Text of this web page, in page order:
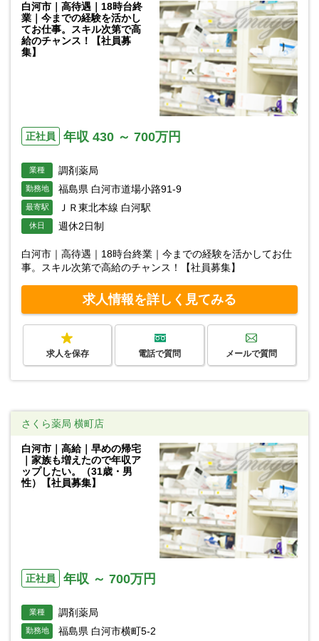
白河市｜高待遇｜18時台終
業｜今までの経験を活かし
てお仕事。スキル次第で高
給のチャンス！【社員募
集】
正社員 年収 430 ～ 700万円
業種 調剤薬局
勤務地 福島県 白河市道場小路91-9
最寄駅 ＪＲ東北本線 白河駅
休日 週休2日制
白河市｜高待遇｜18時台終業｜今までの経験を活かしてお仕
事。スキル次第で高給のチャンス！【社員募集】
求人情報を詳しく見てみる
求人を保存 電話で質問 メールで質問
さくら薬局 横町店
白河市｜高給｜早めの帰宅
｜家族も増えたので年収ア
ップしたい。（31歳・男
性）【社員募集】
正社員 年収 ～ 700万円
業種 調剤薬局
勤務地 福島県 白河市横町5-2